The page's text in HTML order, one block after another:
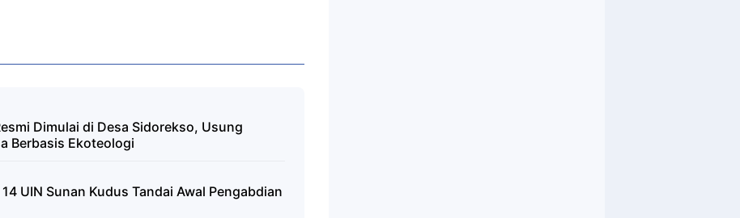
Dimulai di Desa Sidorekso, Usung
Berbasis Ekoteologi
UIN Sunan Kudus Tandai Awal Pengabdian